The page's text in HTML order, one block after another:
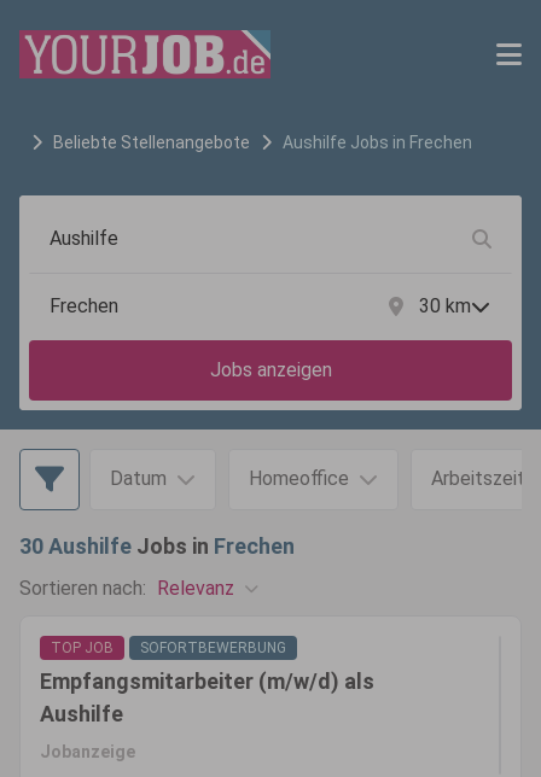
Beliebte Stellenangebote Aushilfe Jobs in Frechen
30 km
Jobs anzeigen
Datum Homeoffice Arbeitszeit
30Aushilfe Jobs in Frechen
Sortieren nach: Relevanz
TOP JOB SOFORTBEWERBUNG
Empfangsmitarbeiter (m/w/d) als
Aushilfe
Jobanzeige